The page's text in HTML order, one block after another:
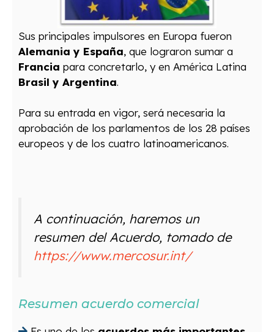
Sus principales impulsores en Europa fueron
Alemania y España, que lograron sumar a
Francia para concretarlo, y en América Latina
Brasil y Argentina.
Para su entrada en vigor, será necesaria la
aprobación de los parlamentos de los 28 países
europeos y de los cuatro latinoamericanos.
A continuación, haremos un
resumen del Acuerdo, tomado de
https://www.mercosur.int/
Resumen acuerdo comercial